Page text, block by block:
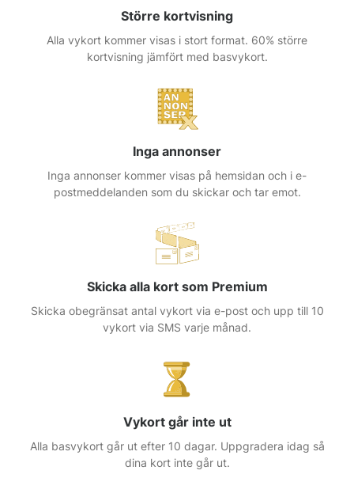
Större kortvisning
Alla vykort kommer visas i stort format. 60% större
kortvisning jämfört med basvykort.
Inga annonser
Inga annonser kommer visas på hemsidan och i e-
postmeddelanden som du skickar och tar emot.
Skicka alla kort som Premium
Skicka obegränsat antal vykort via e-post och upp till 10
vykort via SMS varje månad.
Vykort går inte ut
Alla basvykort går ut efter 10 dagar. Uppgradera idag så
dina kort inte går ut.